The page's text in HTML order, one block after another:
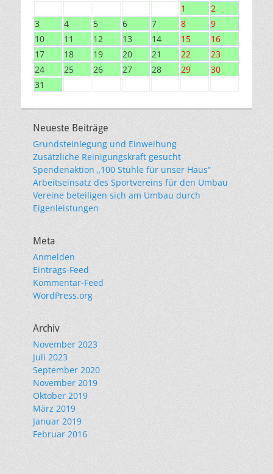
1
2
3
4 5 6 7 8
9
10
11 12 13 14 15
16
17
18 19 20 21 22
23
24
25 26 27 28 29
30
31
Neueste Beiträge
Grundsteinlegung und Einweihung
Zusätzliche Reinigungskraft gesucht
Spendenaktion „100 Stühle für unser Haus“
Arbeitseinsatz des Sportvereins für den Umbau
Vereine beteiligen sich am Umbau durch
Eigenleistungen
Meta
Anmelden
Eintrags-Feed
Kommentar-Feed
WordPress.org
Archiv
November 2023
Juli 2023
September 2020
November 2019
Oktober 2019
März 2019
Januar 2019
Februar 2016